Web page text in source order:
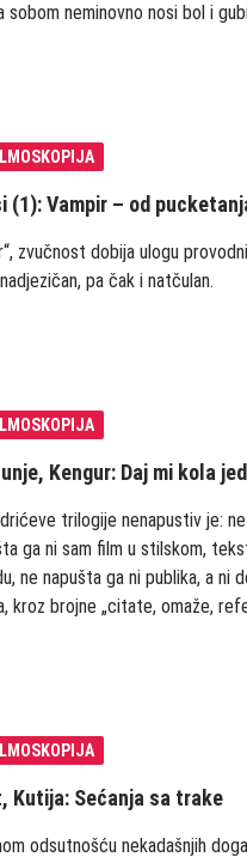
sobom neminovno nosi bol i
(1): Vampir – od
zvučnost dobija ulogu
pa čak i natčulan.
Kengur: Daj mi kola
trilogije nenapustiv je:
ga ni sam film u stilskom,
ne napušta ga ni publika, a ni
kroz brojne „citate, omaže,
Kutija: Sećanja sa trake
odsutnošću nekadašnjih